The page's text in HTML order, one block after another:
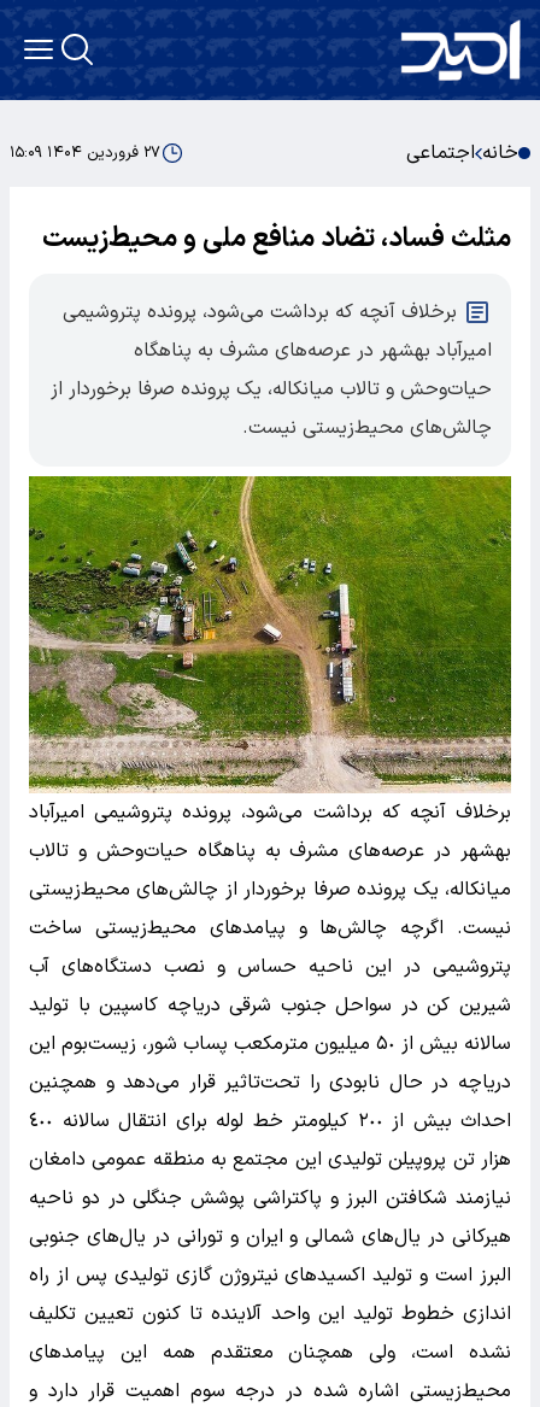
خانه اجتماعی ۲۷ فروردین ۱۴۰۴ ۱۵:۰۹
مثلث فساد، تضاد منافع ملی و محیط‌زیست
برخلاف آنچه که برداشت می‌شود، پرونده پتروشیمی
امیرآباد بهشهر در عرصه‌های مشرف به پناهگاه
حیات‌وحش و تالاب میانکاله، یک پرونده صرفا برخوردار از
چالش‌های محیط‌زیستی نیست.
برخلاف آنچه که برداشت می‌شود، پرونده پتروشیمی امیرآباد
بهشهر در عرصه‌های مشرف به پناهگاه حیات‌وحش و تالاب
میانکاله، یک پرونده صرفا برخوردار از چالش‌های محیط‌زیستی
نیست. اگرچه چالش‌ها و پیامد‌های محیط‌زیستی ساخت
پتروشیمی در این ناحیه حساس و نصب دستگاه‌های آب
شیرین کن در سواحل جنوب شرقی دریاچه کاسپین با تولید
سالانه بیش از ۵٠ میلیون مترمکعب پساب شور، زیست‌بوم این
دریاچه در حال نابودی را تحت‌تاثیر قرار می‌دهد و همچنین
احداث بیش از ٢٠٠ کیلومتر خط لوله برای انتقال سالانه ٤٠٠
هزار تن پروپیلن تولیدی این مجتمع به منطقه عمومی دامغان
نیازمند شکافتن البرز و پاکتراشی پوشش جنگلی در دو ناحیه
هیرکانی در یال‌های شمالی و ایران و تورانی در یال‌های جنوبی
البرز است و تولید اکسید‌های نیتروژن گازی تولیدی پس از راه
اندازی خطوط تولید این واحد آلاینده تا کنون تعیین تکلیف
نشده است، ولی همچنان معتقدم همه این پیامد‌های
محیط‌زیستی اشاره شده در درجه سوم اهمیت قرار دارد و